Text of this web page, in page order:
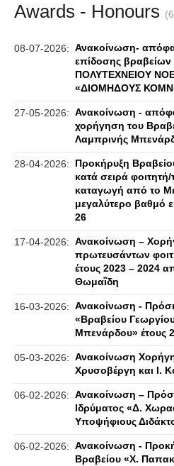
Awards - Honours
08-07-2026: Ανακοίνωση-
επίδοσης
ΠΟΛΥΤΕΧΝΕΙΟΥ
«ΔΙΟΜΗΔΟΥΣ
27-05-2026: Ανακοίνωση -
χορήγηση του
Λαμπρινής
28-04-2026:
Προκήρυξη
κατά σειρά
καταγωγή από το
μεγαλύτερο βαθμό
26
17-04-2026: Ανακοίνωση –
πρωτευσάντων
έτους 2023 – 2024
Θωμαΐδη
16-03-2026: Ανακοίνωση -
«Βραβείου
Μπενάρδου» έτους
05-03-2026: Ανακοίνωση
Χρυσοβέργη και Ι.
06-02-2026: Ανακοίνωση –
Ιδρύματος «Δ.
Υποψήφιους
06-02-2026: Ανακοίνωση -
Βραβείου «Χ.